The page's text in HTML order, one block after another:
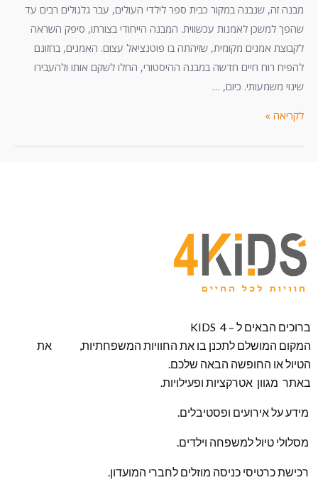
מבנה זה, שנבנה במקור כבית ספר לילדי העולים, עבר גלגולים רבים עד
שהפך למשכן לאמנות עכשווית. המבנה הייחודי בצורתו, סיפק השראה
לקבוצת אמנים מקומית, שזיהתה בו פוטנציאל עצום. האמנים, בחזונם
להפיח רוח חיים חדשה במבנה ההיסטורי, החלו לשקם אותו ולהעבירו
שינוי משמעותי. כיום, …
לקריאה »
ברוכים הבאים ל – KIDS 4
המקום המושלם לתכנן בו את החוויות המשפחתיות, את
הטיול או החופשה הבאה שלכם.
באתר מגוון אטרקציות ופעילויות.
מידע על אירועים ופסטיבלים.
מסלולי טיול למשפחה וילדים.
רכישת כרטיסי כניסה מוזלים לחברי המועדון.